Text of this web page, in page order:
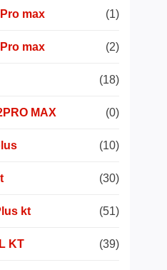
max (1)
max (2)
(18)
MAX (0)
(10)
(30)
kt (51)
KT (39)